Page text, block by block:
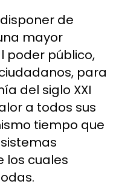
de
mayor
poder público,
para
del siglo XXI
a todos sus
tiempo que
los cuales